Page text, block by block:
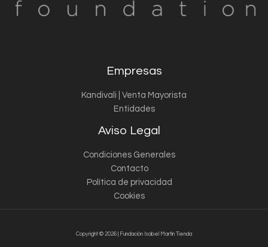
Empresas
Kandivali | Venta Mayorista
Entidades
Aviso Legal
Condiciones Generales
Contacto
Política de privacidad
Cookies
Copyright © 2026 | Fundación Isabel Martín Tienda